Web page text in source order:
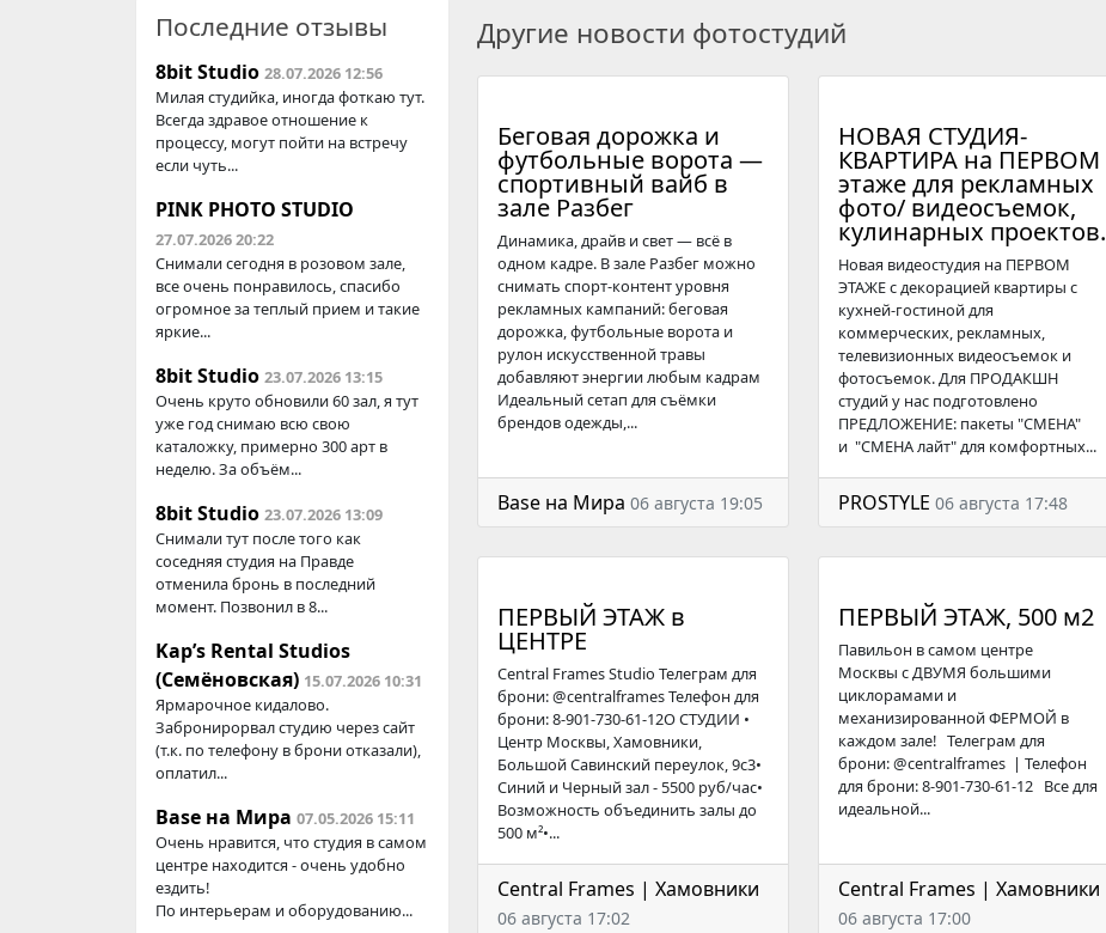
Другие новости фотостудий
Беговая дорожка и
футбольные ворота —
спортивный вайб в
зале Разбег
Динамика, драйв и свет — всё в
одном кадре. В зале Разбег можно
снимать спорт-контент уровня
рекламных кампаний: беговая
дорожка, футбольные ворота и
рулон искусственной травы
добавляют энергии любым кадрам
Идеальный сетап для съёмки
брендов одежды,...
Base на Мира 06 августа 19:05
НОВАЯ СТУДИЯ-
КВАРТИРА на ПЕРВОМ
этаже для рекламных
фото/ видеосъемок,
кулинарных проектов.
Новая видеостудия на ПЕРВОМ
ЭТАЖЕ с декорацией квартиры с
кухней-гостиной для
коммерческих, рекламных,
телевизионных видеосъемок и
фотосъемок. Для ПРОДАКШН
студий у нас подготовлено
ПРЕДЛОЖЕНИЕ: пакеты "СМЕНА"
и "СМЕНА лайт" для комфортных...
PROSTYLE 06 августа 17:48
ПЕРВЫЙ ЭТАЖ в
ЦЕНТРЕ
Central Frames Studio Телегрaм для
брони: @centralframes Телефон для
брони: 8-901-730-61-12О СТУДИИ •
Центр Москвы, Хамовники,
Большой Савинский переулок, 9с3•
Синий и Черный зал - 5500 руб/час•
Возможность объединить залы до
500 м²•...
Central Frames | Хамовники
06 августа 17:02
ПЕРВЫЙ ЭТАЖ, 500 м2
Павильон в самом центре
Москвы с ДВУМЯ большими
циклорамами и
механизированной ФЕРМОЙ в
каждом зале! Телеграм для
брони: @centralframes | Телефон
для брони: 8-901-730-61-12 Все для
идеальной...
Central Frames | Хамовники
06 августа 17:00
Последние отзывы
8bit Studio 28.07.2026 12:56
Милая студийка, иногда фоткаю тут.
Всегда здравое отношение к
процессу, могут пойти на встречу
если чуть...
PINK PHOTO STUDIO
27.07.2026 20:22
Снимали сегодня в розовом зале,
все очень понравилось, спасибо
огромное за теплый прием и такие
яркие...
8bit Studio 23.07.2026 13:15
Очень круто обновили 60 зал, я тут
уже год снимаю всю свою
каталожку, примерно 300 арт в
неделю. За объём...
8bit Studio 23.07.2026 13:09
Снимали тут после того как
соседняя студия на Правде
отменила бронь в последний
момент. Позвонил в 8...
Kap’s Rental Studios
(Семёновская) 15.07.2026 10:31
Ярмарочное кидалово.
Забронирорвал студию через сайт
(т.к. по телефону в брони отказали),
оплатил...
Base на Мира 07.05.2026 15:11
Очень нравится, что студия в самом
центре находится - очень удобно
ездить!
По интерьерам и оборудованию...